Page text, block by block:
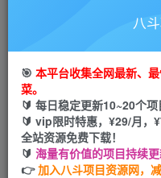
此内容为付费阅读，请付费
金币
会员免费
您当前未
八
🎯 本平台收集全网最新、
菜。
🔰 每日稳定更新10~20个
🔰 vip限时特惠，¥29/月，
全站资源免费下载！
🔰 海量有价值的项目持续
👉加入八斗项目资源网，